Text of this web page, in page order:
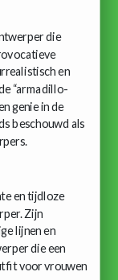
die
en
“armadillo-
genie in de
beschouwd als
en tijdloze
Zijn
lijnen en
die een
voor vrouwen